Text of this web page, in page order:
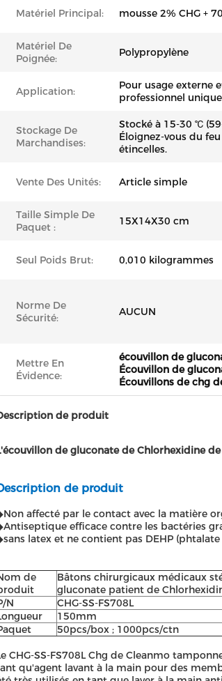
Matériel Principal: mousse 2% CHG +
Matériel De
Poignée:
Polypropylène
Application:
Pour usage externe
professionnel
Stockage De
Marchandises:
Stocké à 15-30 ℃
Éloignez-vous du
étincelles.
Vente Des Unités: Article simple
Taille Simple De
Paquet :
15X14X30 cm
Seul Poids Brut: 0,010 kilogrammes
Norme De
Sécurité:
AUCUN
Mettre En
Évidence:
écouvillon de
Écouvillon de
Écouvillons de chg
de produit
de gluconate de Chlorhexidine
de produit
affecté par le contact avec la matière
efficace contre les bactéries
latex et ne contient pas DEHP
de
Bâtons chirurgicaux médicaux
gluconate patient de
N
CHG-SS-FS708L
150mm
50pcs/box ; 1000pcs/ctn
CHG-SS-FS708L Chg de Cleanmo
qu'agent lavant à la main pour des